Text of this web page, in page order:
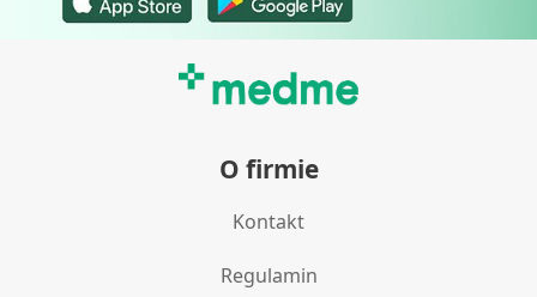
O firmie
Kontakt
Regulamin